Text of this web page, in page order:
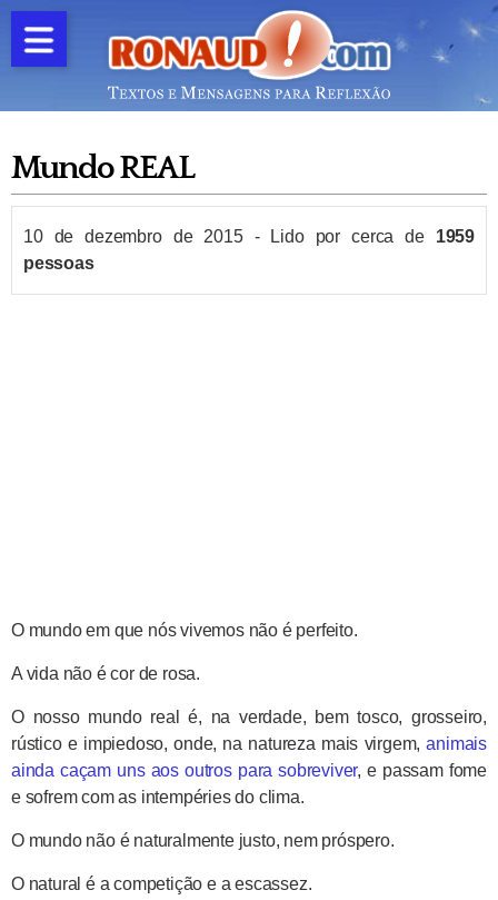
Mundo REAL
10 de dezembro de 2015- Lido por cerca de 1959
pessoas
O mundo em que nós vivemos não é perfeito.
A vida não é cor de rosa.
O nosso mundo real é, na verdade, bem tosco, grosseiro,
rústico e impiedoso, onde, na natureza mais virgem,animais
ainda caçam uns aos outros para sobreviver, e passam fome
e sofrem com as intempéries do clima.
O mundo não é naturalmente justo, nem próspero.
O natural é a competição e a escassez.